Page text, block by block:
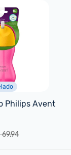
Philips Avent
69,94